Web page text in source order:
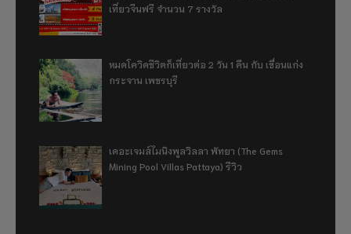
เที่ยวจีนฟรี จำนวน 7 รางวัล
หมดโควิดชีวิตก็เที่ยวต่อ 2 วัน 1 คืน กับ เขื่อนแก่ง
กระจาน เพชรบุรี
เดอะเจมส์ไมนิงพูลวิลลา พัทยา (The Gems
Mining Pool Villas Pattaya) รีวิว